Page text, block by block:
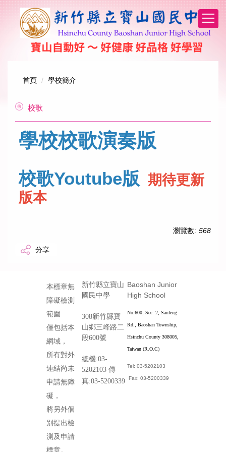
首頁
學校簡介
校歌
學校校歌演奏版
校歌Youtube版 期待更新
版本
瀏覽數: 568
分享
本標章無
障礙檢測
範圍
僅包括本
網域，
所有對外
連結尚未
申請無障
礙，
將另外個
別提出檢
測及申請
標章。
新竹縣立寶山
國民中學
308新竹縣寶
山鄉三峰路二
段600號
總機:03-
5202103 傳
真:03-5200339
Baoshan Junior
High School
No.600, Sec. 2, Sanfeng
Rd., Baoshan Township,
Hsinchu County 308005,
Taiwan (R.O.C)
Tel: 03-5202103
Fax: 03-5200339